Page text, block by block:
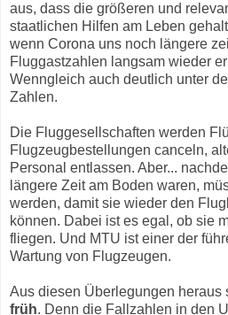
aus, dass die größeren und
staatlichen Hilfen am Leben
wenn Corona uns noch längere
Fluggastzahlen langsam wieder
Wenngleich auch deutlich unter
Zahlen.
Die Fluggesellschaften werden
Flugzeugbestellungen canceln,
Personal entlassen. Aber...
längere Zeit am Boden waren,
werden, damit sie wieder den
können. Dabei ist es egal, ob sie
fliegen. Und MTU ist einer der
Wartung von Flugzeugen.
Aus diesen Überlegungen heraus
früh. Denn die Fallzahlen in den